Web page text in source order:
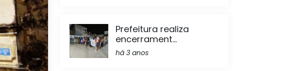
Prefeitura realiza
encerrament...
há 3 anos